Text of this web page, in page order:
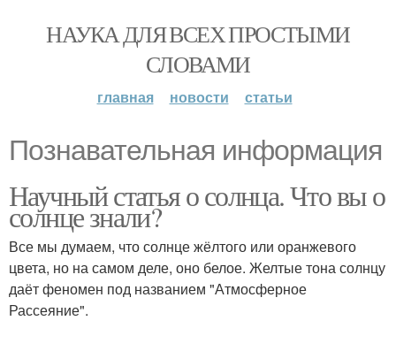
НАУКА ДЛЯ ВСЕХ ПРОСТЫМИ
СЛОВАМИ
главная новости статьи
Познавательная информация
Научный статья о солнца. Что вы о
солнце знали?
Все мы думаем, что солнце жёлтого или оранжевого
цвета, но на самом деле, оно белое. Желтые тона солнцу
даёт феномен под названием "Атмосферное
Рассеяние".